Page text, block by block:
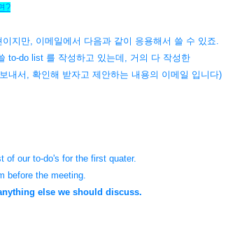
?
지만, 이메일에서 다음과 같이 응용해서 쓸 수 있죠.
to-do list 를 작성하고 있는데, 거의 다 작성한
내서, 확인해 받자고 제안하는 내용의 이메일 입니다)
of our to-do's for the first quater.
before the meeting.
else we should discuss.